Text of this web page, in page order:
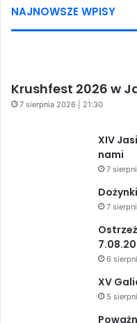
NAJNOWSZE WPISY
Krushfest 2026 w
7 sierpnia 2026 | 21:30
XIV
nami
7
7
6
XV
5